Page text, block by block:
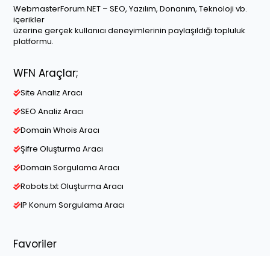
WebmasterForum.NET – SEO, Yazılım, Donanım, Teknoloji vb.
içerikler
üzerine gerçek kullanıcı deneyimlerinin paylaşıldığı topluluk
platformu.
WFN Araçlar;
Site Analiz Aracı
SEO Analiz Aracı
Domain Whois Aracı
Şifre Oluşturma Aracı
Domain Sorgulama Aracı
Robots.txt Oluşturma Aracı
IP Konum Sorgulama Aracı
Favoriler